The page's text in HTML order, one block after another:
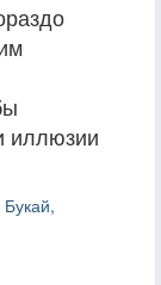
иллюзии